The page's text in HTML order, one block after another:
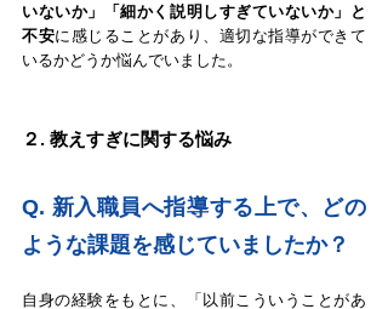
いないか」「細かく説明しすぎていないか」と
不安に感じることがあり、適切な指導ができて
いるかどうか悩んでいました。
２. 教えすぎに関する悩み
Q. 新入職員へ指導する上で、どの
ような課題を感じていましたか？
自身の経験をもとに、「以前こういうことがあ